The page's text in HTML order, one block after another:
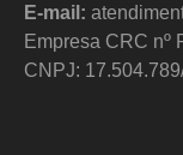
E-mail:
Empresa CRC nº
CNPJ: